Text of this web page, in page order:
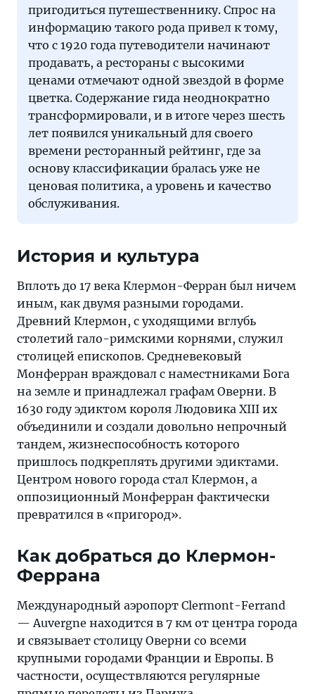
пригодиться путешественнику. Спрос на
информацию такого рода привел к тому,
что с 1920 года путеводители начинают
продавать, а рестораны с высокими
ценами отмечают одной звездой в форме
цветка. Содержание гида неоднократно
трансформировали, и в итоге через шесть
лет появился уникальный для своего
времени ресторанный рейтинг, где за
основу классификации бралась уже не
ценовая политика, а уровень и качество
обслуживания.
История и культура
Вплоть до 17 века Клермон-Ферран был ничем
иным, как двумя разными городами.
Древний Клермон, с уходящими вглубь
столетий гало-римскими корнями, служил
столицей епископов. Средневековый
Монферран враждовал с наместниками Бога
на земле и принадлежал графам Оверни. В
1630 году эдиктом короля Людовика XIII их
объединили и создали довольно непрочный
тандем, жизнеспособность которого
пришлось подкреплять другими эдиктами.
Центром нового города стал Клермон, а
оппозиционный Монферран фактически
превратился в «пригород».
Как добраться до Клермон-
Феррана
Международный аэропорт Clermont-Ferrand
— Auvergne находится в 7 км от центра города
и связывает столицу Оверни со всеми
крупными городами Франции и Европы. В
частности, осуществляются регулярные